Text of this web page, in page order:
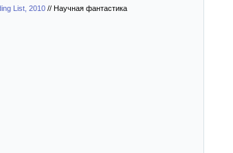
List, 2010 // Научная фантастика